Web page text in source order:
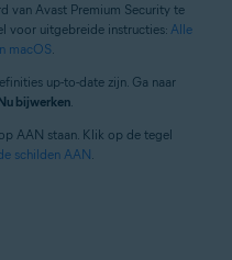
van Avast Premium Security te
voor uitgebreide instructies: Alle
macOS.
up-to-date zijn. Ga naar
bijwerken.
AAN staan. Klik op de tegel
schilden AAN.